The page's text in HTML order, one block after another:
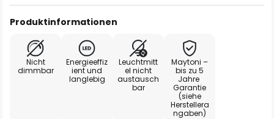
Produktinformationen
Nicht
dimmbar
Energieeffiz
ient und
langlebig
Leuchtmitt
el nicht
austausch
bar
Maytoni –
bis zu 5
Jahre
Garantie
(siehe
Herstellera
ngaben)